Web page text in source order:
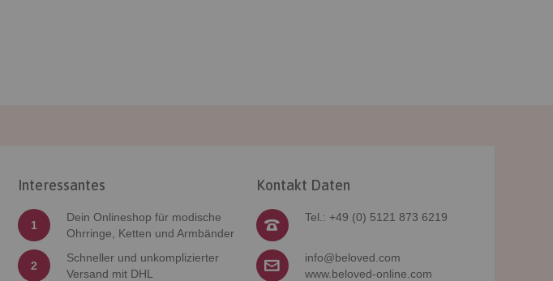
Interessantes
1
Dein Onlineshop für modische
Ohrringe, Ketten und Armbänder
2
Schneller und unkomplizierter
Versand mit DHL
Kontakt Daten
Tel.: +49 (0) 5121 873 6219
info@beloved.com
www.beloved-online.com